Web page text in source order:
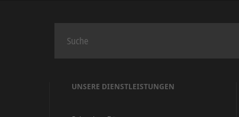
UNSERE DIENSTLEISTUNGEN